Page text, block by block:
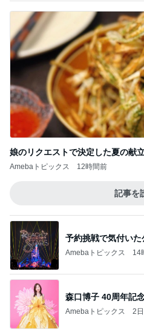
娘のリクエストで決定した夏の献
Amebaトピックス 12時間前
記事を
予約挑戦で気付いた
Amebaトピックス 14
森口博子 40周年記
Amebaトピックス 2